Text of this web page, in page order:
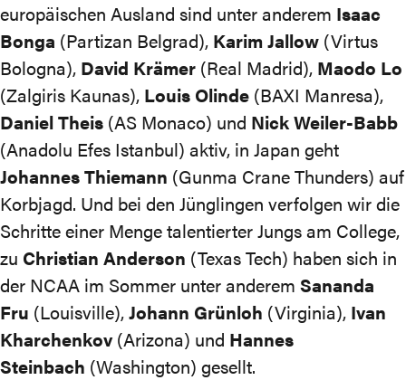
europäischen Ausland sind unter anderem Isaac
Bonga (Partizan Belgrad), Karim Jallow (Virtus
Bologna), David Krämer (Real Madrid), Maodo Lo
(Zalgiris Kaunas), Louis Olinde (BAXI Manresa),
Daniel Theis (AS Monaco) und Nick Weiler-Babb
(Anadolu Efes Istanbul) aktiv, in Japan geht
Johannes Thiemann (Gunma Crane Thunders) auf
Korbjagd. Und bei den Jünglingen verfolgen wir die
Schritte einer Menge talentierter Jungs am College,
zu Christian Anderson (Texas Tech) haben sich in
der NCAA im Sommer unter anderem Sananda
Fru (Louisville),Johann Grünloh (Virginia), Ivan
Kharchenkov(Arizona) und Hannes
Steinbach (Washington) gesellt.